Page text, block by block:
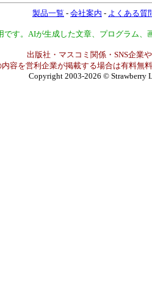
製品一覧 - 会社案内 - よくある質
です。AIが生成した文章、プログラム
出版社・マスコミ関係・SNS企業
内容を営利企業が掲載する場合は有料無
Copyright 2003-2026 © Strawberry